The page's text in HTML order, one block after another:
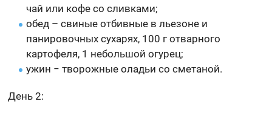
чай или кофе со сливками;
обед – свиные отбивные в льезоне и
панировочных сухарях, 100 г отварного
картофеля, 1 небольшой огурец;
ужин − творожные оладьи со сметаной.
День 2: